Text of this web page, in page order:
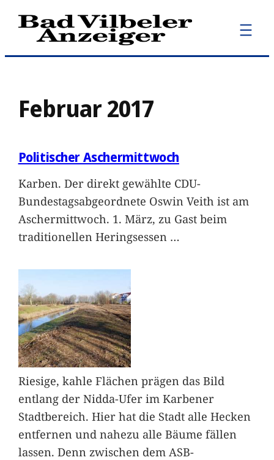
Zum
Inhalt
Februar 2017
Politischer Aschermittwoch
Karben. Der direkt gewählte CDU-
Bundestagsabgeordnete Oswin Veith ist am
Aschermittwoch. 1. März, zu Gast beim
traditionellen Heringsessen …
Riesige, kahle Flächen prägen das Bild
entlang der Nidda-Ufer im Karbener
Stadtbereich. Hier hat die Stadt alle Hecken
entfernen und nahezu alle Bäume fällen
lassen. Denn zwischen dem ASB-